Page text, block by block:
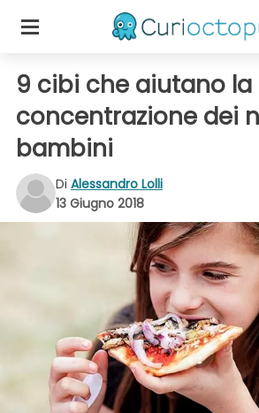
9 cibi che aiutano la
concentrazione dei
bambini
Di Alessandro Lolli
13 Giugno 2018